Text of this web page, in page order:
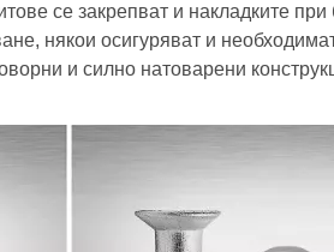
се закрепват и накладките
някои осигуряват и
и силно натоварени